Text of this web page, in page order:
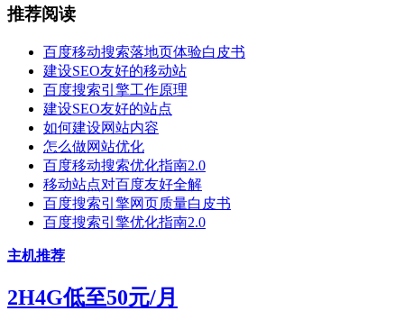
推荐阅读
百度移动搜索落地页体验白皮书
建设SEO友好的移动站
百度搜索引擎工作原理
建设SEO友好的站点
如何建设网站内容
怎么做网站优化
百度移动搜索优化指南2.0
移动站点对百度友好全解
百度搜索引擎网页质量白皮书
百度搜索引擎优化指南2.0
主机推荐
2H4G低至50元/月